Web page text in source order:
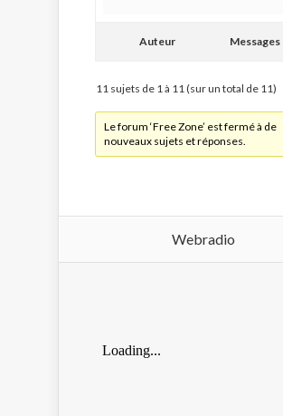
Auteur Messages
11 sujets de 1 à 11 (sur un total de 11)
Le forum ‘Free Zone’ est fermé à de
nouveaux sujets et réponses.
Webradio